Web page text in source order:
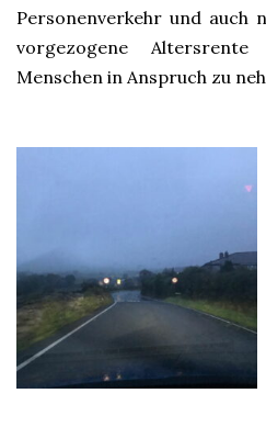
Personenverkehr und auch
vorgezogene
Menschen in Anspruch zu